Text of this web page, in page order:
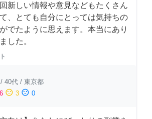
新しい情報や意見などもたくさん
、とても自分にとっては気持ちの
でたように思えます。本当にあり
した。
/ 40代 / 東京都
sentiment_neutral 3 sentiment_dissatisfied 0